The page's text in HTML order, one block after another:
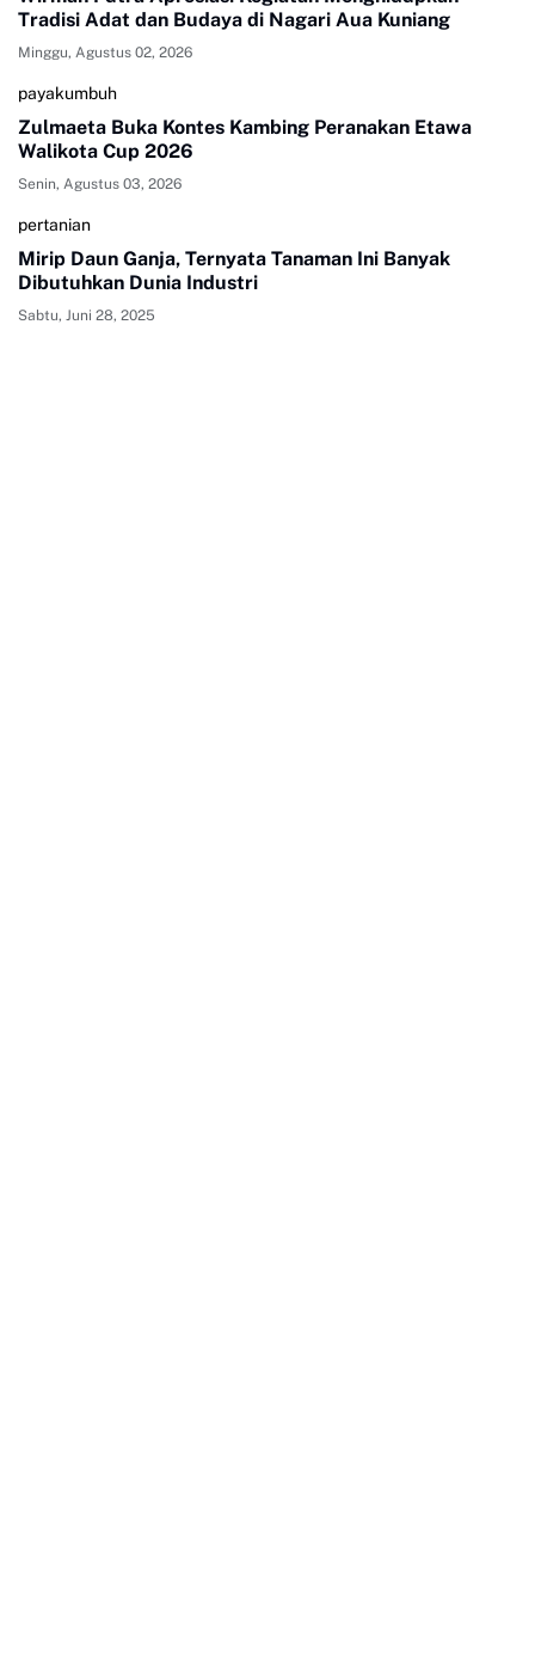
Tradisi Adat dan Budaya di Nagari Aua Kuniang
Minggu, Agustus 02, 2026
payakumbuh
Zulmaeta Buka Kontes Kambing Peranakan Etawa
Walikota Cup 2026
Senin, Agustus 03, 2026
pertanian
Mirip Daun Ganja, Ternyata Tanaman Ini Banyak
Dibutuhkan Dunia Industri
Sabtu, Juni 28, 2025